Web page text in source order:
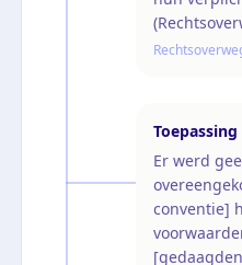
Toepassing
Er werd
conventie]